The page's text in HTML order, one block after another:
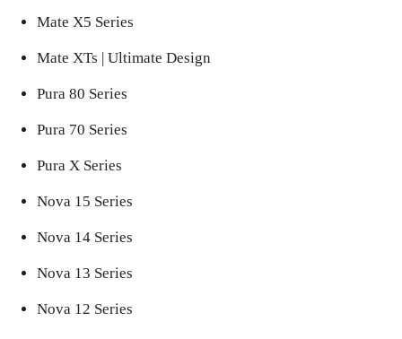
Mate X5 Series
Mate XTs | Ultimate Design
Pura 80 Series
Pura 70 Series
Pura X Series
Nova 15 Series
Nova 14 Series
Nova 13 Series
Nova 12 Series